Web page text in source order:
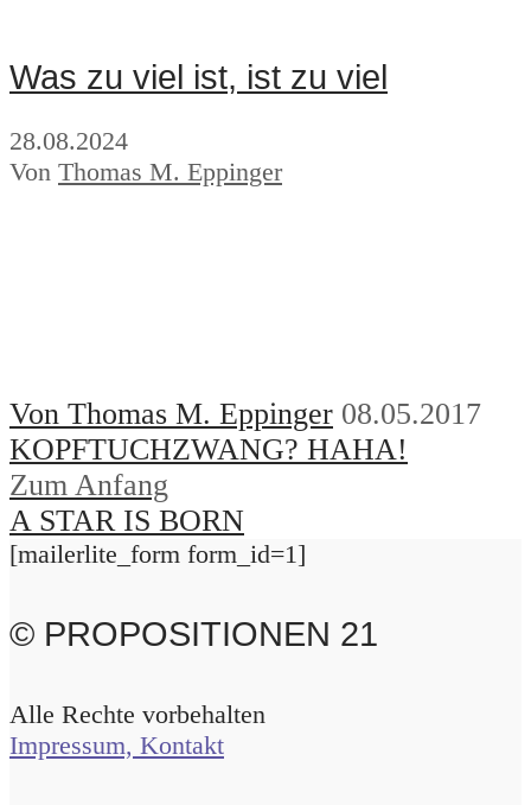
Was zu viel ist, ist zu viel
28.08.2024
Von Thomas M. Eppinger
Von Thomas M. Eppinger 08.05.2017
KOPFTUCHZWANG? HAHA!
Zum Anfang
A STAR IS BORN
[mailerlite_form form_id=1]
© PROPOSITIONEN 21
Alle Rechte vorbehalten
Impressum, Kontakt